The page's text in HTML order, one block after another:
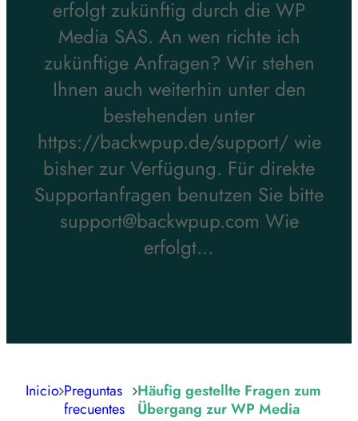
erfolgt zukünftig durch die WP
Media SAS. An wen richte ich
zukünftige Anfragen? Wir stehen
Ihnen auch weiterhin unter den
bestehenden unter
https://backwpup.de/support/ wie
bisher zur Verfügung. Für direkte
Supportanfragen benutzen Sie bitte
support@backwpup.com Wie
erfolgt…
Inicio Preguntas
frecuentes
Häufig gestellte Fragen zum
Übergang zur WP Media